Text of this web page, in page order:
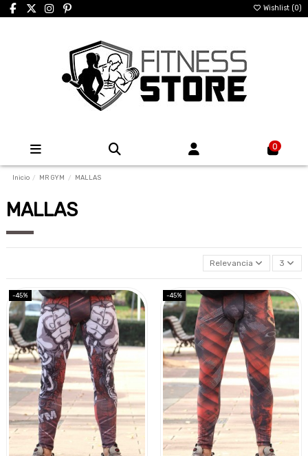
Wishlist (0)
0
Inicio MR GYM MALLAS
MALLAS
Relevancia 3
-45% -45%